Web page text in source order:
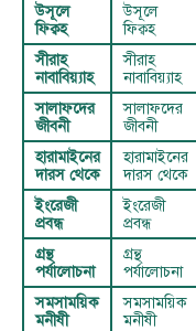
উসূলে
ফিক্বহ
উসূলে
ফিক্বহ
সীরাহ
নাবাবিয়্যাহ
সীরাহ
নাবাবিয়্যাহ
সালাফদের
জীবনী
সালাফদের
জীবনী
হারামাইনের
দারস থেকে
হারামাইনের
দারস থেকে
ইংরেজী
প্রবন্ধ
ইংরেজী
প্রবন্ধ
গ্রন্থ
পর্যালোচনা
গ্রন্থ
পর্যালোচনা
সমসাময়িক
মনীষী
সমসাময়িক
মনীষী